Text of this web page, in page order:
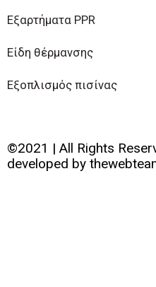
Εξαρτήματα PPR
Είδη θέρμανσης
Εξοπλισμός πισίνας
©2021 | All Rights
developed by